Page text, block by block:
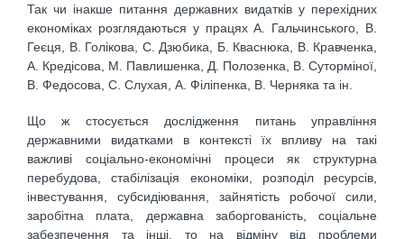
Так чи інакше питання державних видатків у перехідних
економіках розглядаються у працях А. Гальчинського, В.
Геєця, В. Голікова, С. Дзюбика, Б. Кваснюка, В. Кравченка,
А. Кредісова, М. Павлишенка, Д. Полозенка, В. Суторміної,
В. Федосова, C. Слухая, А. Філіпенка, В. Черняка та ін.
Що ж стосується дослідження питань управління
державними видатками в контексті їх впливу на такі
важливі соціально-економічні процеси як структурна
перебудова, стабілізація економіки, розподіл ресурсів,
інвестування, субсидіювання, зайнятість робочої сили,
заробітна плата, державна заборгованість, соціальне
забезпечення та інші, то на відміну від проблеми